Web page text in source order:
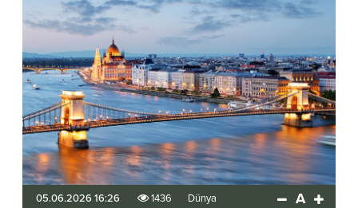
05.06.2026 16:26 1436 Dünya A